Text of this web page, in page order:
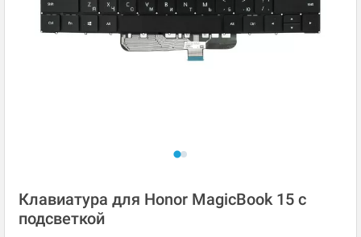
Клавиатура для Honor MagicBook 15 с
подсветкой